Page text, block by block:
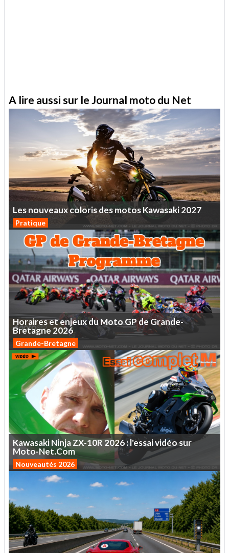
A lire aussi sur le Journal moto du Net
LesnouveauxcolorisdesmotosKawasaki2027
Pratique
HorairesetenjeuxduMotoGPdeGrande-
Bretagne 2026
Grande-Bretagne
KawasakiNinjaZX-10R 2026:l'essaividéosur
Moto-Net.Com
Nouveautés 2026